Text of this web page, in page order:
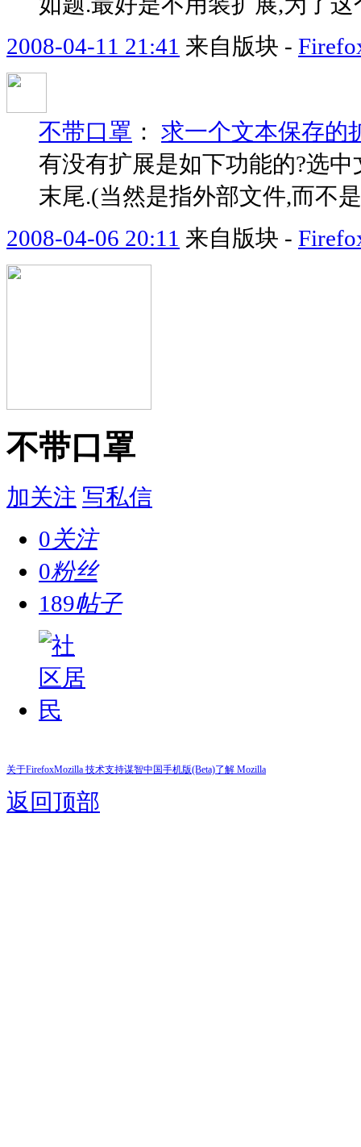
2008-04-11 21:41 来自版块 -
不带口罩 ： 求一个文本保存的
有没有扩展是如下功能的?选
末尾.(当然是指外部文件,而不
2008-04-06 20:11 来自版块 -
不带口罩
加关注 写私信
0关注
0粉丝
189帖子
关于FirefoxMozilla 技术支持谋智中国手机版(Beta)了解 Mozilla
返回顶部